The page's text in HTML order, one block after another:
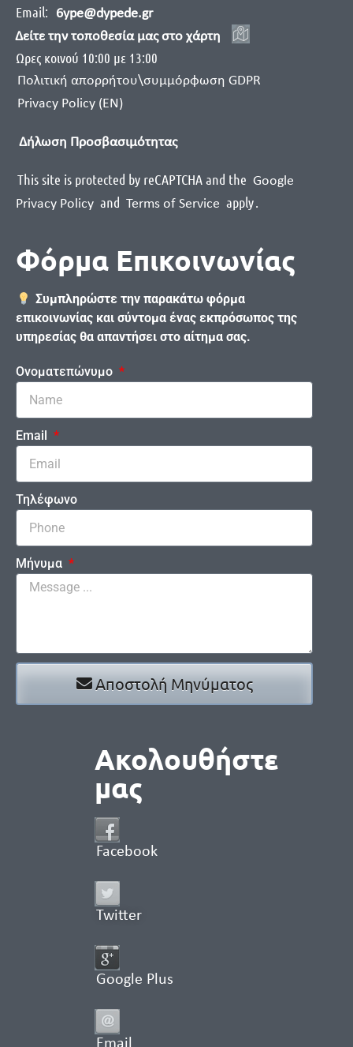
Email:
6ype@dypede.gr
Δείτε την τοποθεσία μας στο χάρτη
Ωρες κοινού 10:00 με 13:00
Πολιτική απορρήτου\συμμόρφωση GDPR
Privacy Policy (EN)
Δήλωση Προσβασιμότητας
This site is protected by reCAPTCHA and the Google
Privacy Policy and Terms of Service apply.
Φόρμα Επικοινωνίας
Συμπληρώστε την παρακάτω φόρμα
επικοινωνίας και σύντομα ένας εκπρόσωπος της
υπηρεσίας θα απαντήσει στο αίτημα σας.
Ονοματεπώνυμο
Email
Τηλέφωνο
Μήνυμα
Αποστολή Μηνύματος
Ακολουθήστε
μας
Facebook
Twitter
Google Plus
Email